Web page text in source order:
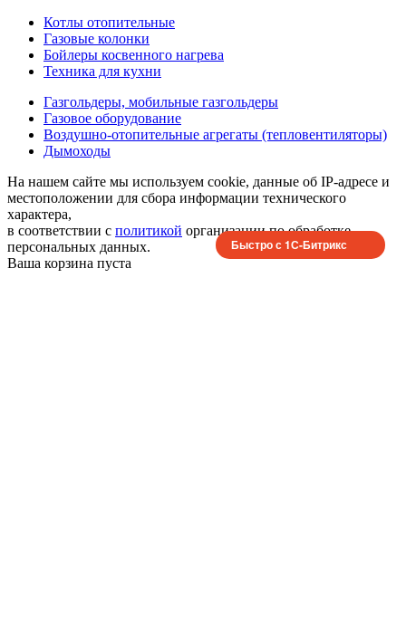
Котлы отопительные
Газовые колонки
Бойлеры косвенного нагрева
Техника для кухни
Газгольдеры, мобильные газгольдеры
Газовое оборудование
Воздушно-отопительные агрегаты (тепловентиляторы)
Дымоходы
На нашем сайте мы используем cookie, данные об IP-адресе и
местоположении для сбора информации технического
характера,
в соответствии с политикой организации по обработке
персональных данных.
Ваша корзина пуста
Быстро с 1С-Битрикс